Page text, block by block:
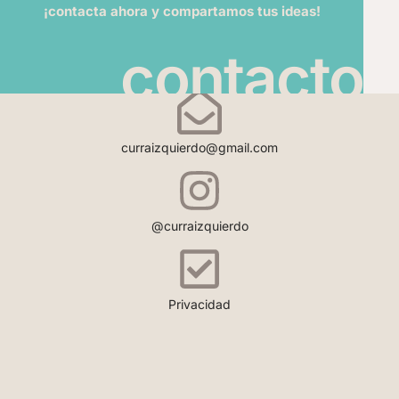
¡contacta ahora y compartamos tus ideas!
contacto
curraizquierdo@gmail.com
@curraizquierdo
Privacidad